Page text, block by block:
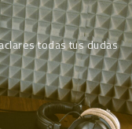
todas tus dudas